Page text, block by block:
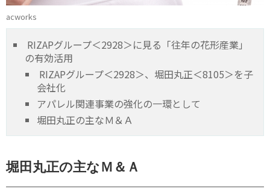
acworks
RIZAPグループ＜2928＞に見る「往年の花形産業」
の有効活用
RIZAPグループ＜2928＞、堀田丸正＜8105＞を子
会社化
アパレル関連事業の強化の一環として
堀田丸正の主なＭ＆Ａ
堀田丸正の主なＭ＆Ａ